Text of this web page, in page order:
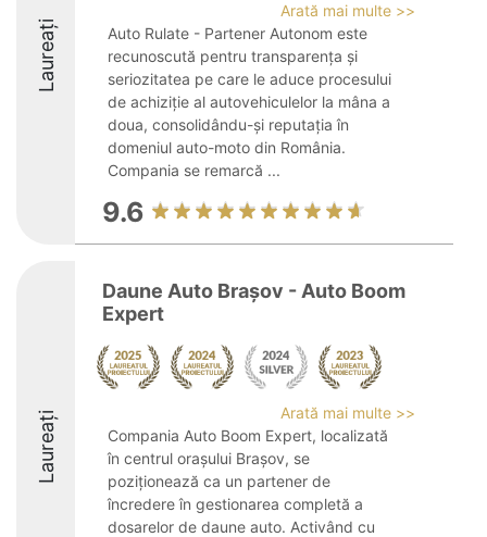
Laureați
Arată mai multe >>
Auto Rulate - Partener Autonom este
recunoscută pentru transparența și
seriozitatea pe care le aduce procesului
de achiziție al autovehiculelor la mâna a
doua, consolidându-și reputația în
domeniul auto-moto din România.
Compania se remarcă ...
9.6
Laureați
Daune Auto Brașov - Auto Boom
Expert
Arată mai multe >>
Compania Auto Boom Expert, localizată
în centrul orașului Brașov, se
poziționează ca un partener de
încredere în gestionarea completă a
dosarelor de daune auto. Activând cu